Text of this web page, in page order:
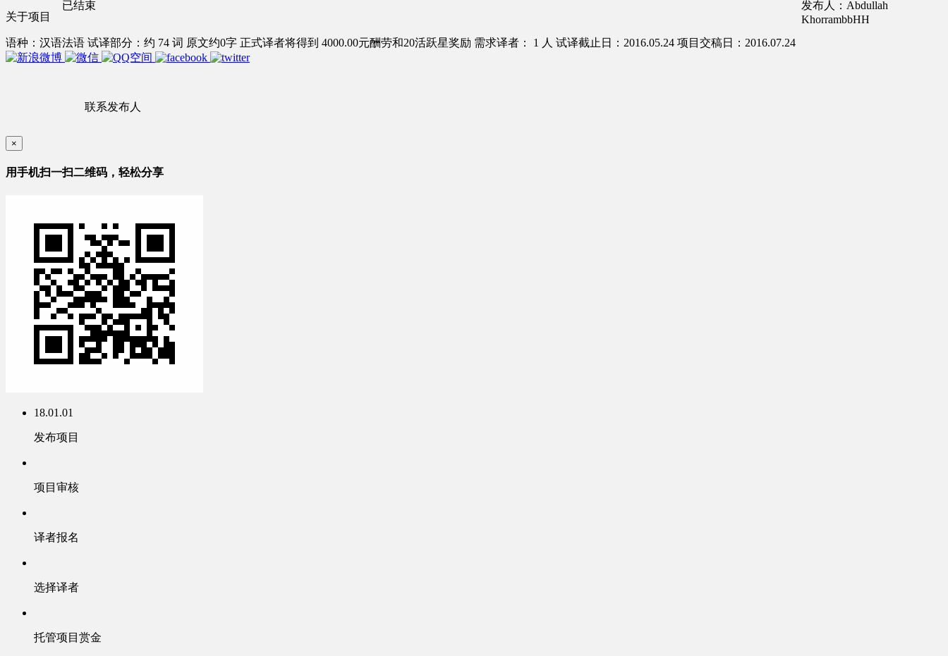
关于项目
发布人：Abdullah
KhorrambbHH
语种：汉语法语 试译部分：约 74 词 原文约0字 正式译者将得到 4000.00元酬劳和20活跃星奖励 需求译者： 1 人 试译截止日：2016.05.24 项目交稿日：2016.07.24
联系发布人
已结束
×
用手机扫一扫二维码，轻松分享
18.01.01
发布项目
项目审核
译者报名
选择译者
托管项目赏金